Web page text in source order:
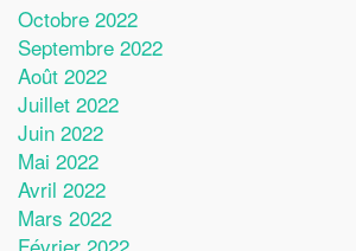
Octobre 2022
Septembre 2022
Août 2022
Juillet 2022
Juin 2022
Mai 2022
Avril 2022
Mars 2022